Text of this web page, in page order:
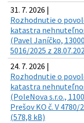
31. 7. 2026 |
Rozhodnutie o
katastra
(Pavel Janíčko,
5016/2025 z
24. 7. 2026 |
Rozhodnutie o
katastra
(PoleNova s.r.o.,
Prešov KO č. V 4780/
(578,8 kB)